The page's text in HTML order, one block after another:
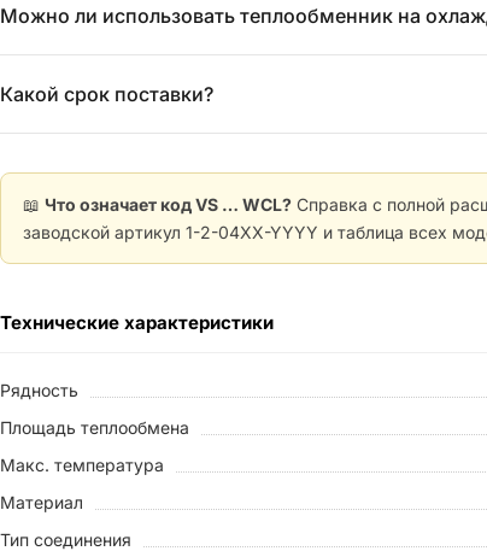
Можно ли использовать теплообменник на
Какой срок поставки?
📖 Что означает код VS … WCL? Справка с полной
заводской артикул 1-2-04XX-YYYY и таблица всех
Технические характеристики
Рядность
Площадь теплообмена
Макс. температура
Материал
Тип соединения